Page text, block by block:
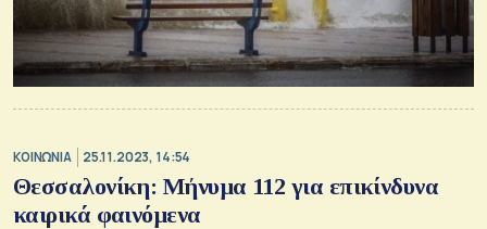
ΚΟΙΝΩΝΙΑ 25.11.2023, 14:54
Θεσσαλονίκη: Μήνυμα 112 για επικίνδυνα
καιρικά φαινόμενα